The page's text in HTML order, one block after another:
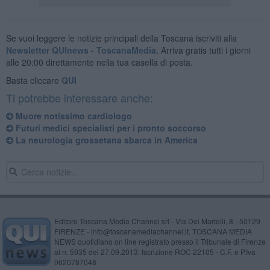
Se vuoi leggere le notizie principali della Toscana iscriviti alla
Newsletter QUInews - ToscanaMedia. Arriva gratis tutti i giorni
alle 20:00 direttamente nella tua casella di posta.
Basta cliccare QUI
Ti potrebbe interessare anche:
Muore notissimo cardiologo
Futuri medici specialisti per i pronto soccorso
La neurologia grossetana sbarca in America
Editore Toscana Media Channel srl - Via Dei Martelli, 8 - 50129
FIRENZE - info@toscanamediachannel.it. TOSCANA MEDIA
NEWS quotidiano on line registrato presso il Tribunale di Firenze
al n. 5935 del 27.09.2013. Iscrizione ROC 22105 - C.F. e P.Iva
0620787048